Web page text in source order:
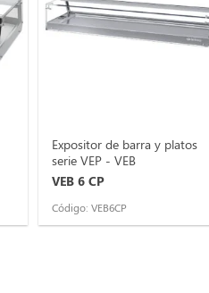
Expositor de barra y platos
serie VEP - VEB
VEB 6 CP
Código: VEB6CP